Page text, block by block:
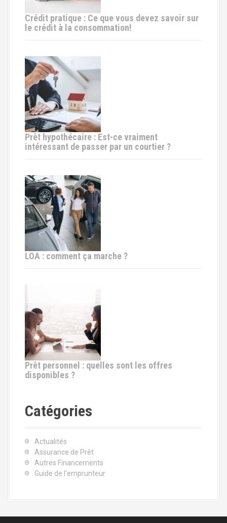
Crédit pratique : Ce que vous devez savoir sur
le crédit à la consommation!
Prêt hypothécaire : Est-ce vraiment
intéressant de passer par un courtier ?
LOA : comment ça marche ?
Prêt personnel : quelles sont les offres
disponibles ?
Catégories
Actualités
Assurance de Prêt
Autres Financements
Guide de l'emprunteur